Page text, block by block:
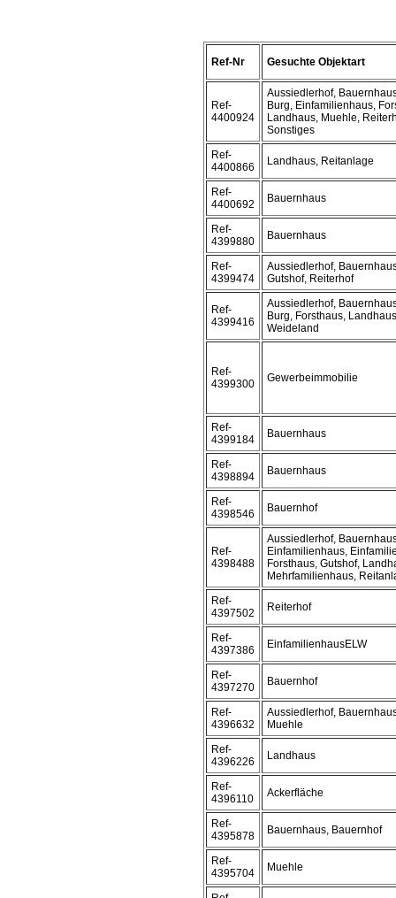
Ref-Nr Gesuchte Objektart
Ref-
4400924
Aussiedlerhof,
Burg, Einfamilienhaus,
Landhaus, Muehle,
Sonstiges
Ref-
4400866
Landhaus, Reitanlage
Ref-
4400692
Bauernhaus
Ref-
4399880
Bauernhaus
Ref-
4399474
Aussiedlerhof,
Gutshof, Reiterhof
Ref-
4399416
Aussiedlerhof,
Burg, Forsthaus,
Weideland
Ref-
4399300
Gewerbeimmobilie
Ref-
4399184
Bauernhaus
Ref-
4398894
Bauernhaus
Ref-
4398546
Bauernhof
Ref-
4398488
Aussiedlerhof,
Einfamilienhaus,
Forsthaus, Gutshof,
Mehrfamilienhaus,
Ref-
4397502
Reiterhof
Ref-
4397386
EinfamilienhausELW
Ref-
4397270
Bauernhof
Ref-
4396632
Aussiedlerhof,
Muehle
Ref-
4396226
Landhaus
Ref-
4396110
Ackerfläche
Ref-
4395878
Bauernhaus, Bauernhof
Ref-
4395704
Muehle